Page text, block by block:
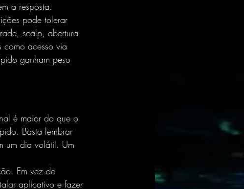
a resposta.
pode tolerar
scalp, abertura
como acesso via
ganham peso
é maior do que o
Basta lembrar
um dia volátil. Um
Em vez de
aplicativo e fazer